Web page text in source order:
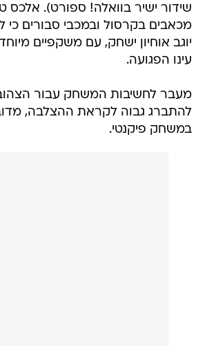
שידור ישיר בוואלה! ספורט). אלכס
מכאבים בקרסול ובמכבי סבורים כי
יוגב אוחיון ישחק, עם משקפיים
עינו הפגועה.
מעבר לחשיבות המשחק עבור
להתברג גבוה לקראת ההצלבה,
במשחק פיקנטי.